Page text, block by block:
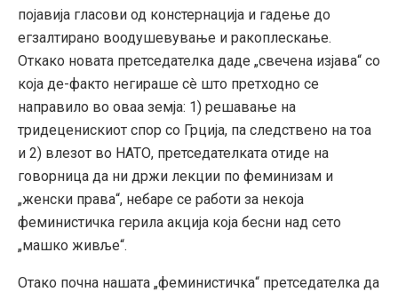
појавија гласови од констернација и гадење до
егзалтирано воодушевување и ракоплескање.
Откако новата претседателка даде „свечена изјава“ со
која де-факто негираше сè што претходно се
направило во оваа земја: 1) решавање на
тридеценискиот спор со Грција, па следствено на тоа
и 2) влезот во НАТО, претседателката отиде на
говорница да ни држи лекции по феминизам и
„женски права“, небаре се работи за некоја
феминистичка герила акција која бесни над сето
„машко живље“.
Отако почна нашата „феминистичка“ претседателка да